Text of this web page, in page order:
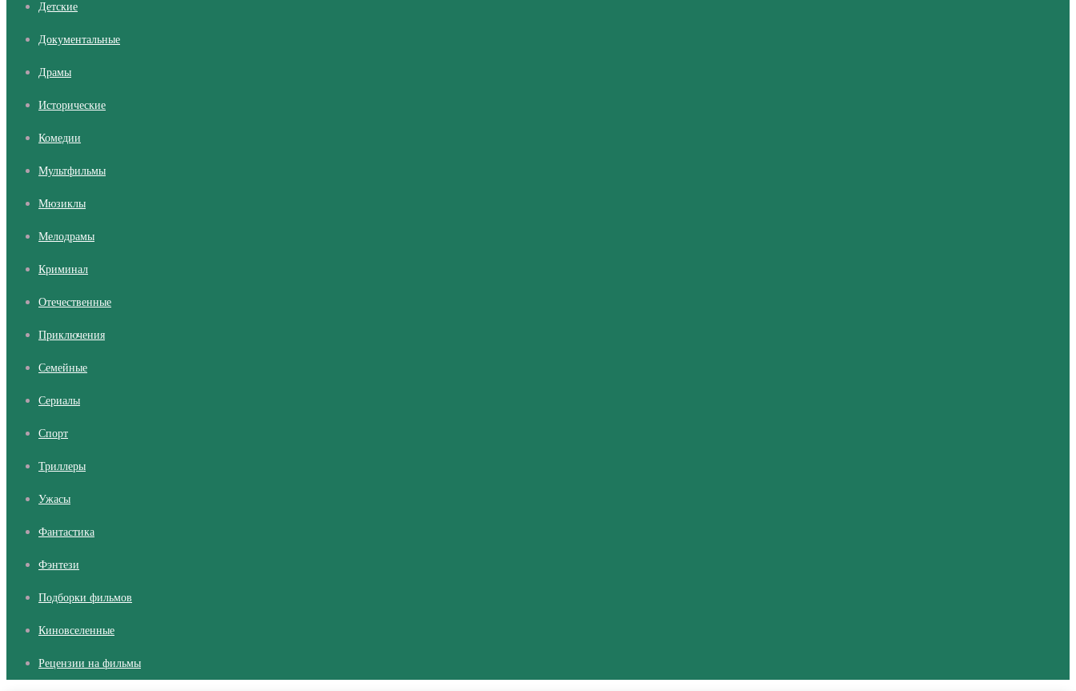
Детские
Документальные
Драмы
Исторические
Комедии
Мультфильмы
Мюзиклы
Мелодрамы
Криминал
Отечественные
Приключения
Семейные
Сериалы
Cпорт
Триллеры
Ужасы
Фантастика
Фэнтези
Подборки фильмов
Киновселенные
Рецензии на фильмы